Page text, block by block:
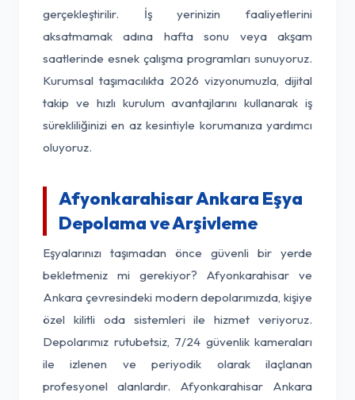
gerçekleştirilir. İş yerinizin faaliyetlerini
aksatmamak adına hafta sonu veya akşam
saatlerinde esnek çalışma programları sunuyoruz.
Kurumsal taşımacılıkta 2026 vizyonumuzla, dijital
takip ve hızlı kurulum avantajlarını kullanarak iş
sürekliliğinizi en az kesintiyle korumanıza yardımcı
oluyoruz.
Afyonkarahisar Ankara Eşya
Depolama ve Arşivleme
Eşyalarınızı taşımadan önce güvenli bir yerde
bekletmeniz mi gerekiyor? Afyonkarahisar ve
Ankara çevresindeki modern depolarımızda, kişiye
özel kilitli oda sistemleri ile hizmet veriyoruz.
Depolarımız rutubetsiz, 7/24 güvenlik kameraları
ile izlenen ve periyodik olarak ilaçlanan
profesyonel alanlardır. Afyonkarahisar Ankara